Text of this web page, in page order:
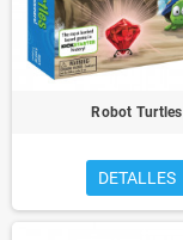
Robot Turtles
DETALLES